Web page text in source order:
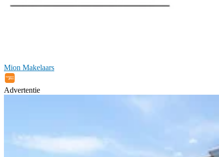
Mion Makelaars
Advertentie